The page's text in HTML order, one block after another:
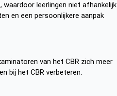
leerlingen niet afhankelijk
en een persoonlijkere aanpak
van het CBR zich meer
bij het CBR verbeteren.